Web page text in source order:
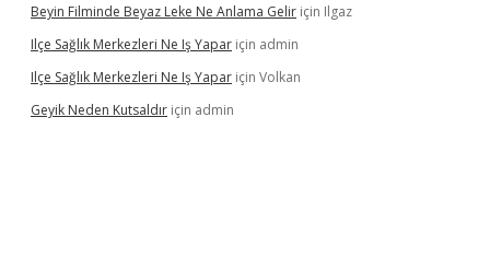
Beyin Filminde Beyaz Leke Ne Anlama Gelir için Ilgaz
Ilçe Sağlık Merkezleri Ne Iş Yapar için admin
Ilçe Sağlık Merkezleri Ne Iş Yapar için Volkan
Geyik Neden Kutsaldır için admin